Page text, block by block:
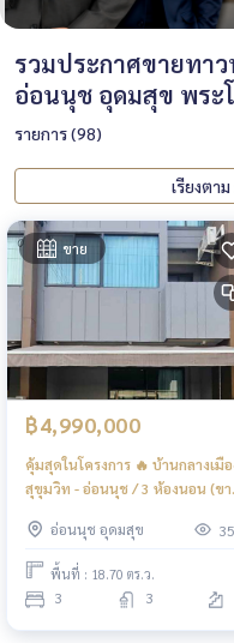
รวมประกาศขายทา
อ่อนนุช อุดมสุข พระ
รายการ (98)
ขาย
฿4,990,000
คุ้มสุดในโครงการ 🔥 บ้านกลางเมือ
สุขุมวิท - อ่อนนุช / 3 ห้องนอน (ขา
Sukhumvit - Onnut / 3
Bedrooms (SALE WITH TENENT)
FON275
อ่อนนุช อุดมสุข
พื้นที่ : 18.70 ตร.ว.
3 3